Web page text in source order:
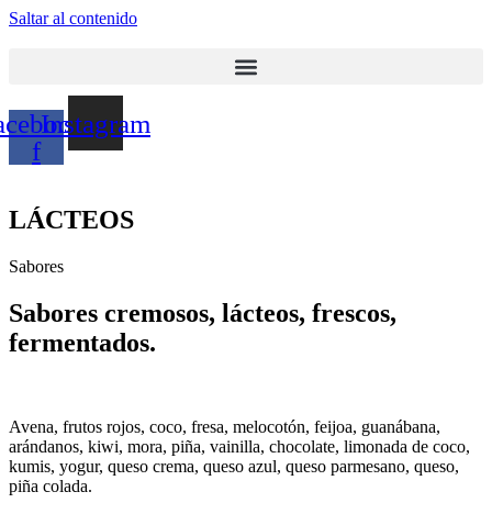
Saltar al contenido
f
Instagram
LÁCTEOS
Sabores
Sabores cremosos, lácteos, frescos,
fermentados.
Avena, frutos rojos, coco, fresa, melocotón, feijoa, guanábana,
arándanos, kiwi, mora, piña, vainilla, chocolate, limonada de coco,
kumis, yogur, queso crema, queso azul, queso parmesano, queso,
piña colada.